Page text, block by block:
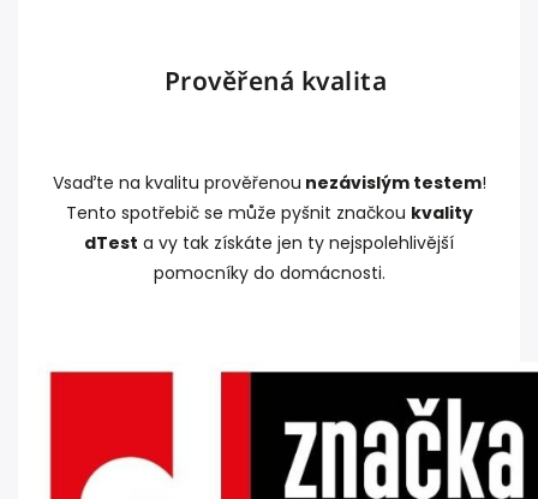
Prověřená kvalita
Vsaďte na kvalitu prověřenou nezávislým testem!
Tento spotřebič se může pyšnit značkou kvality
dTest a vy tak získáte jen ty nejspolehlivější
pomocníky do domácnosti.